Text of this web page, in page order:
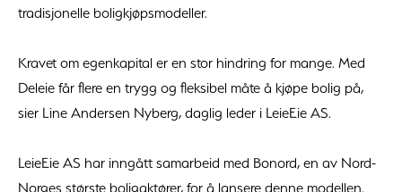
tradisjonelle boligkjøpsmodeller.
Kravet om egenkapital er en stor hindring for mange. Med
Deleie får flere en trygg og fleksibel måte å kjøpe bolig på,
sier Line Andersen Nyberg, daglig leder i LeieEie AS.
LeieEie AS har inngått samarbeid med Bonord, en av Nord-
Norges største boligaktører, for å lansere denne modellen.